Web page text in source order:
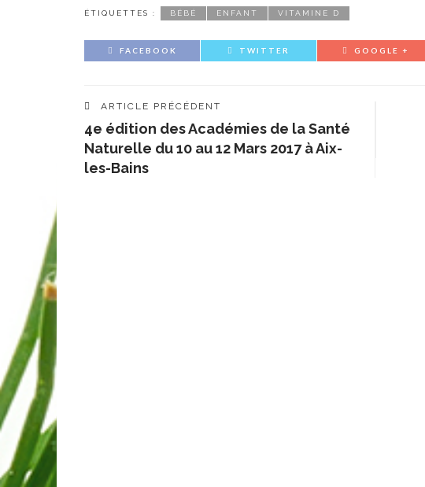
ÉTIQUETTES : BÉBÉ ENFANT VITAMINE D
FACEBOOK TWITTER GOOGLE +
ARTICLE PRÉCÉDENT
4e édition des Académies de la Santé
Naturelle du 10 au 12 Mars 2017 à Aix-
les-Bains